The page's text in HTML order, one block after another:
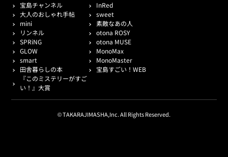
宝島チャンネル
InRed
大人のおしゃれ手帖
sweet
mini
素敵なあの人
リンネル
otona ROSY
SPRiNG
otona MUSE
GLOW
MonoMax
smart
MonoMaster
田舎暮らしの本
宝島すごい！WEB
『このミステリーがすご
い！』大賞
© TAKARAJIMASHA,Inc. All Rights Reserved.